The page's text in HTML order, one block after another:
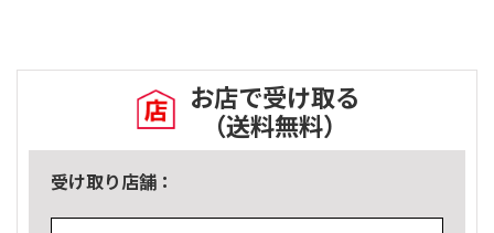
お店で受け取る
（送料無料）
受け取り店舗：